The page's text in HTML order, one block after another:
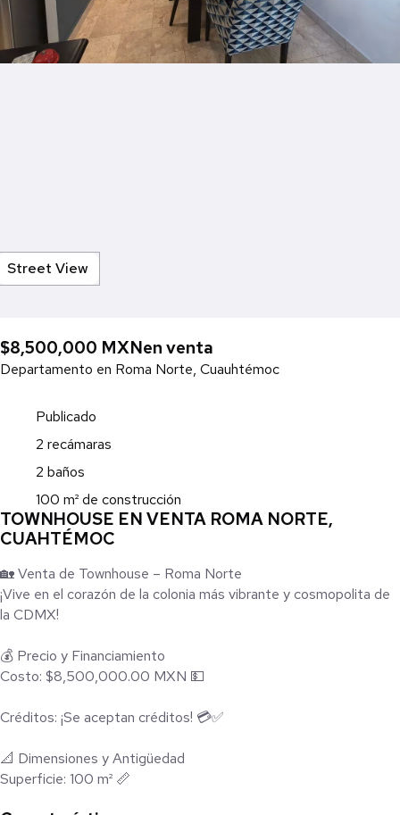
Street View
$8,500,000 MXNen venta
Departamento en Roma Norte, Cuauhtémoc
Publicado
2 recámaras
2 baños
100 m² de construcción
TOWNHOUSE EN VENTA ROMA NORTE,
CUAHTÉMOC
🏡 Venta de Townhouse – Roma Norte
¡Vive en el corazón de la colonia más vibrante y cosmopolita de
la CDMX!
💰 Precio y Financiamiento
Costo: $8,500,000.00 MXN 💵
Créditos: ¡Se aceptan créditos! 💳✅
📐 Dimensiones y Antigüedad
Superficie: 100 m² 📏